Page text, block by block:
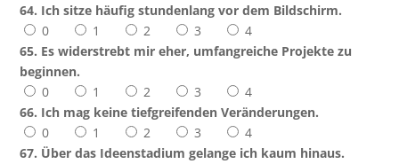
64. Ich sitze häufig stundenlang vor dem Bildschirm.
0
1 2 3
4
65. Es widerstrebt mir eher, umfangreiche Projekte zu
beginnen.
0
1 2 3
4
66. Ich mag keine tiefgreifenden Veränderungen.
0
1 2 3
4
67. Über das Ideenstadium gelange ich kaum hinaus.